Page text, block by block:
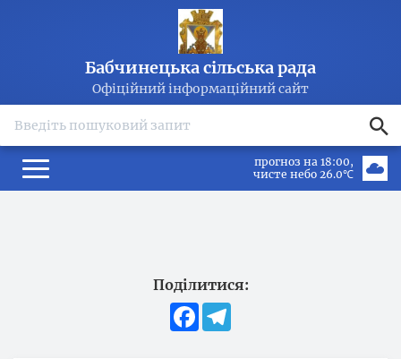
Бабчинецька сільська рада
Офіційний інформаційний сайт
прогноз на 18:00
чисте небо 26.0℃
Поділитися:
Facebook